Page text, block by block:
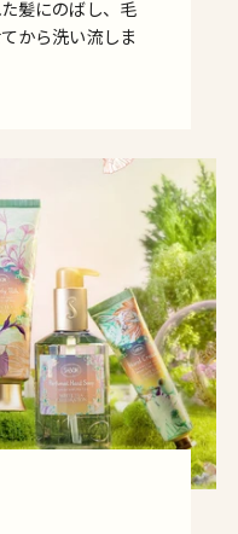
髪にのばし、毛
から洗い流しま